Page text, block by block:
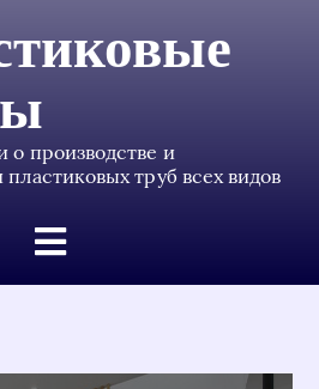
производстве и
труб всех видов